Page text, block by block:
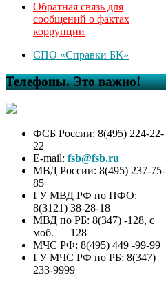
Обратная связь для
сообщений о фактах
коррупции
СПО «Справки БК»
Телефоны. Это важно!
ФСБ России: 8(495) 224-22-
22
E-mail: fsb@fsb.ru
МВД России: 8(495) 237-75-
85
ГУ МВД РФ по ПФО:
8(3121) 38-28-18
МВД по РБ: 8(347) -128, с
моб. — 128
МЧС РФ: 8(495) 449 -99-99
ГУ МЧС РФ по РБ: 8(347)
233-9999